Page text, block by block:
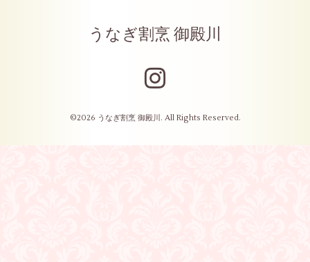
うなぎ割烹 御殿川
©2026 うなぎ割烹 御殿川 . All Rights Reserved.